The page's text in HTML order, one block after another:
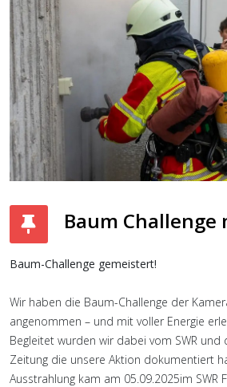
Baum Challenge
Baum-Challenge gemeistert!
Wir haben die Baum-Challenge der
angenommen – und mit voller Energie
Begleitet wurden wir dabei vom SWR und
Zeitung die unsere Aktion dokumentiert
Ausstrahlung kam am 05.09.2025im SWR